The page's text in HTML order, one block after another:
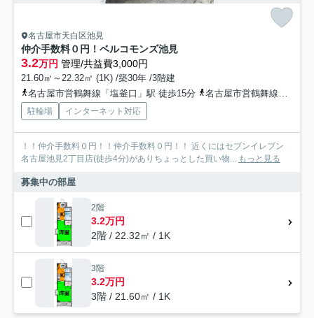
名古屋市天白区池見
仲介手数料０円！ベルコモンズ池見
3.2万円 管理/共益費3,000円
21.60㎡～22.32㎡ (1K) /築30年 /3階建
名古屋市営鶴舞線「塩釜口」駅 徒歩15分
名古屋市営鶴舞線「八事」駅 徒歩18分
駐輪場 インターネット対応
！！仲介手数料０円！！仲介手数料０円！！ 近くにはセブンイレブン
名古屋池見2丁目店(徒歩4分)がありちょっとした買い物... もっと見る
募集中の部屋
2階
3.2万円
2階 / 22.32㎡ / 1K
3階
3.2万円
3階 / 21.60㎡ / 1K